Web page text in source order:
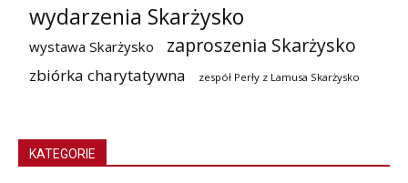
wydarzenia Skarżysko
wystawa Skarżysko zaproszenia Skarżysko
zbiórka charytatywna zespół Perły z Lamusa Skarżysko
KATEGORIE